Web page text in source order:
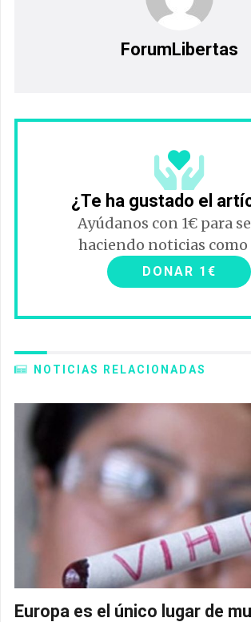
ForumLibertas
¿Te ha gustado el
Ayúdanos con 1€ para
haciendo noticias como
DONAR 1€
NOTICIAS RELACIONADAS
Europa es el único lugar de